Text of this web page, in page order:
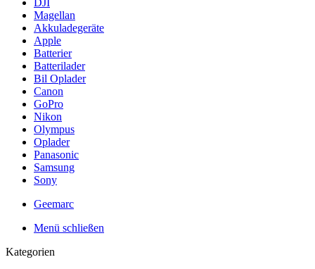
DJI
Magellan
Akkuladegeräte
Apple
Batterier
Batterilader
Bil Oplader
Canon
GoPro
Nikon
Olympus
Oplader
Panasonic
Samsung
Sony
Geemarc
Menü schließen
Kategorien